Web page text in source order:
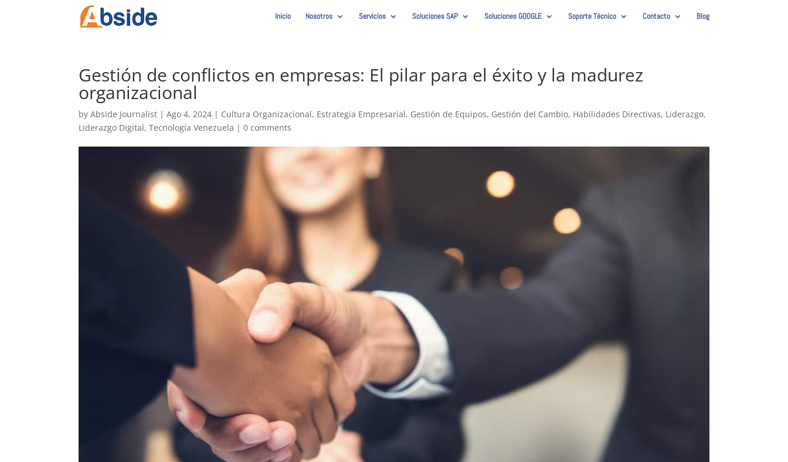
Inicio Nosotros Servicios Soluciones SAP Soluciones GOOGLE Soporte Técnico Contacto Blog
Gestión de conflictos en empresas: El pilar para el éxito y la madurez
organizacional
byAbside Journalist |Ago 4, 2024 | Cultura Organizacional, Estrategia Empresarial, Gestión de Equipos, Gestión del Cambio, Habilidades Directivas, Liderazgo,
Liderazgo Digital,Tecnología Venezuela |0 comments